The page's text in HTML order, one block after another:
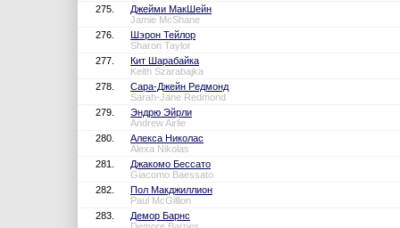
275.
Джейми МакШейн
Jamie McShane
276.
Шэрон Тейлор
Sharon Taylor
277.
Кит Шарабайка
Keith Szarabajka
278.
Сара-Джейн Редмонд
Sarah-Jane Redmond
279.
Эндрю Эйрли
Andrew Airlie
280.
Алекса Николас
Alexa Nikolas
281.
Джакомо Бессато
Giacomo Baessato
282.
Пол Макджиллион
Paul McGillion
283.
Демор Барнс